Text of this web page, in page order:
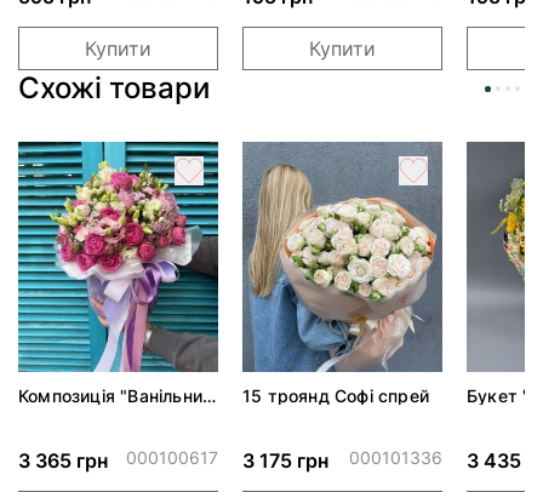
Купити Купити
Схожі товари
Композиція "Ванільний
3 365 грн 000100617
15 троянд Софі спрей
3 175 грн 000101336
Букет
3 435